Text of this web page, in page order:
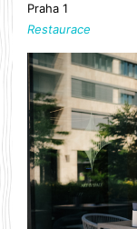
Praha 1
Restaurace